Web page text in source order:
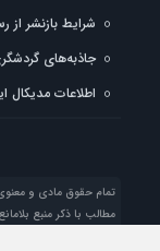
شرایط بازنشر از
جاذبه‌های
اطلاعات مدیکال
تمام حقوق مادی و
مطالب با ذکر منبع